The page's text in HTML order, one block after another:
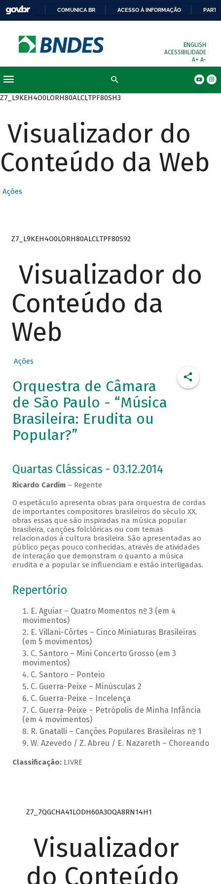
COMUNICA BR ACESSO À INFORMAÇÃO
ENGLISH
ACESSIBILIDADE
A+ A-
Z7_L9KEH4O0LORH80ALCLTPF80SH3
Visualizador do
Conteúdo da Web
Ações
Z7_L9KEH4O0LORH80ALCLTPF80S92
Visualizador do
Conteúdo da
Web
Ações
Orquestra de Câmara
de São Paulo - “Música
Brasileira: Erudita ou
Popular?”
Quartas Clássicas - 03.12.2014
Ricardo Cardim – Regente
O espetáculo apresenta obras para orquestra de cordas
de importantes compositores brasileiros do século XX,
obras essas que são inspiradas na música popular
brasileira, canções folclóricas ou com temas
relacionados à cultura brasileira. São apresentadas ao
público peças pouco conhecidas, através de atividades
de interação que demonstram o quanto a música
erudita e a popular se influenciam e estão interligadas.
Repertório
E. Aguiar – Quatro Momentos nº 3 (em 4
movimentos)
E. Villani-Côrtes – Cinco Miniaturas Brasileiras
(em 5 movimentos)
C. Santoro – Mini Concerto Grosso (em 3
movimentos)
C. Santoro – Ponteio
C. Guerra-Peixe – Minúsculas 2
C. Guerra-Peixe – Incelença
C. Guerra-Peixe – Petrópolis de Minha Infância
(em 4 movimentos)
R. Gnatalli – Canções Populares Brasileiras nº 1
W. Azevedo / Z. Abreu / E. Nazareth – Choreando
Classificação:LIVRE
Z7_7QGCHA41LODH60A3OQA8RN14H1
Visualizador
do Conteúdo